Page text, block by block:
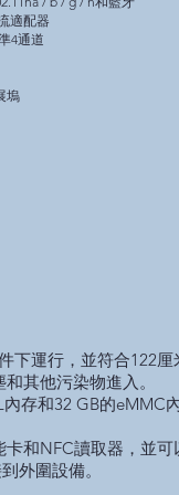
適配器
4通道
塢
下運行，並符合122厘
其他污染物進入。
存和32 GB的eMMC
和NFC讀取器，並可
外圍設備。